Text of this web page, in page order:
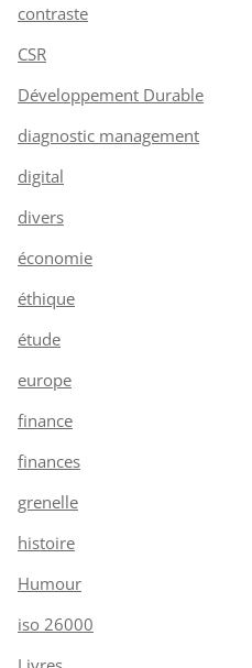
contraste
CSR
Développement Durable
diagnostic management
digital
divers
économie
éthique
étude
europe
finance
finances
grenelle
histoire
Humour
iso 26000